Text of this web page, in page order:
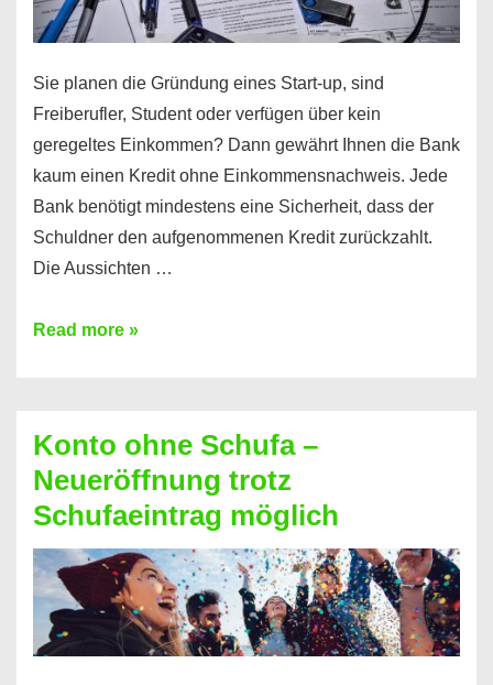
Sie planen die Gründung eines Start-up, sind
Freiberufler, Student oder verfügen über kein
geregeltes Einkommen? Dann gewährt Ihnen die Bank
kaum einen Kredit ohne Einkommensnachweis. Jede
Bank benötigt mindestens eine Sicherheit, dass der
Schuldner den aufgenommenen Kredit zurückzahlt.
Die Aussichten …
Mit
Sie
einen
Kredit
ohne
Einkommensnachweis
Read more »
Konto ohne Schufa –
Neueröffnung trotz
Schufaeintrag möglich